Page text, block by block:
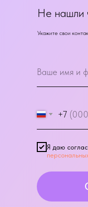
+7
Я даю
Не нашли
Укажите свои